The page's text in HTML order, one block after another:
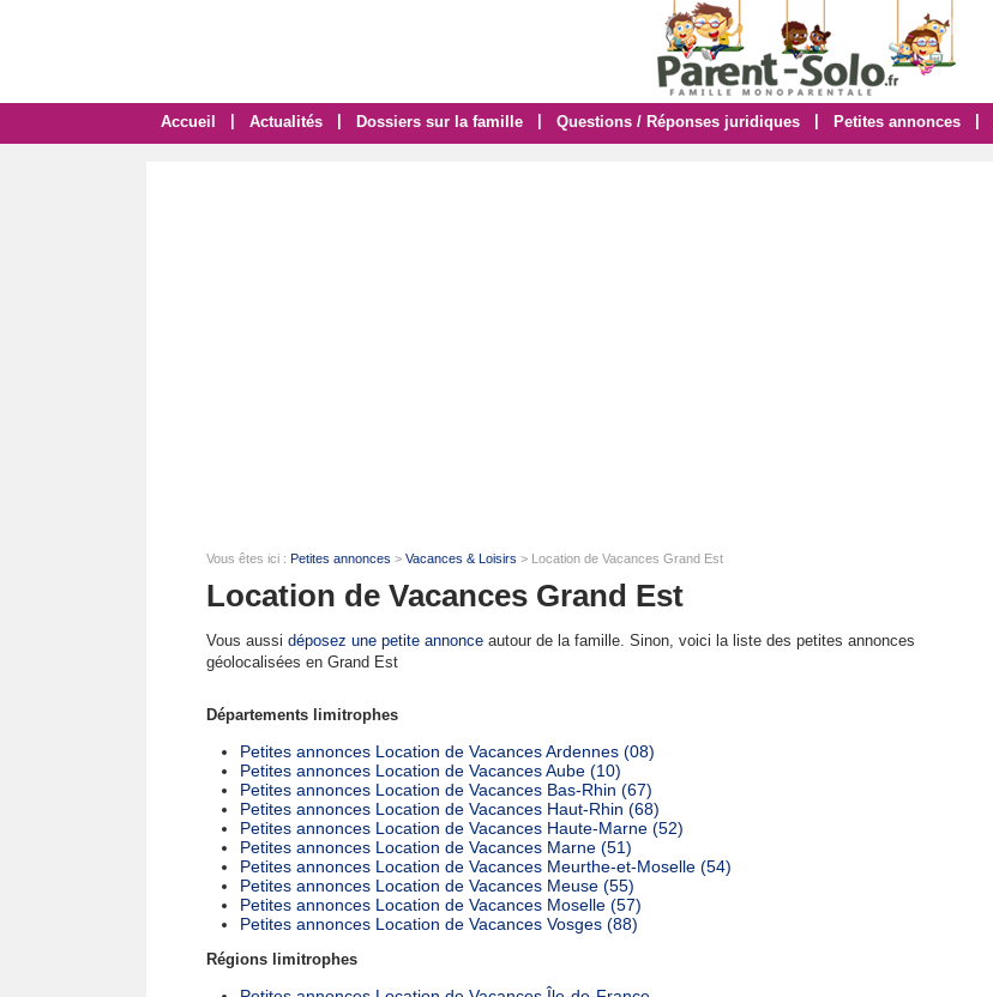
Accueil Actualités Dossiers sur la famille Questions / Réponses juridiques Petites annonces
Vous êtes ici : Petites annonces > Vacances & Loisirs > Location de Vacances Grand Est
Location de Vacances Grand Est
Vous aussi déposez une petite annonce autour de la famille. Sinon, voici la liste des petites annonces
géolocalisées en Grand Est
Départements limitrophes
Petites annonces Location de Vacances Ardennes (08)
Petites annonces Location de Vacances Aube (10)
Petites annonces Location de Vacances Bas-Rhin (67)
Petites annonces Location de Vacances Haut-Rhin (68)
Petites annonces Location de Vacances Haute-Marne (52)
Petites annonces Location de Vacances Marne (51)
Petites annonces Location de Vacances Meurthe-et-Moselle (54)
Petites annonces Location de Vacances Meuse (55)
Petites annonces Location de Vacances Moselle (57)
Petites annonces Location de Vacances Vosges (88)
Régions limitrophes